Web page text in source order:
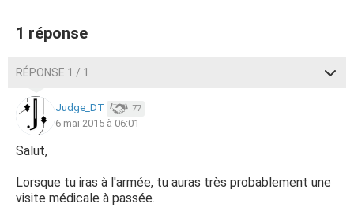
1 réponse
RÉPONSE 1 / 1
Judge_DT 77
6 mai 2015 à 06:01
Salut,
Lorsque tu iras à l'armée, tu auras très probablement une
visite médicale à passée.